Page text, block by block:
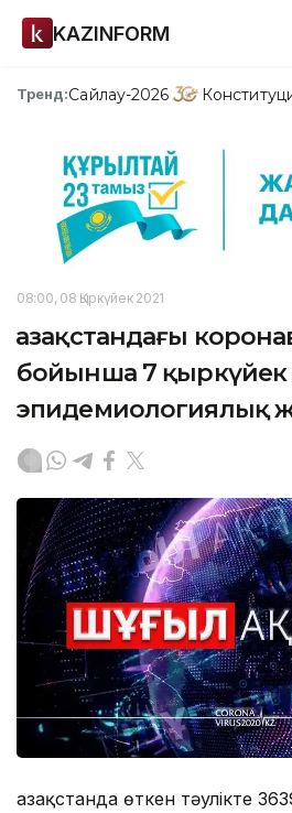
KAZINFORM
Тренд:Сайлау-2026
08:00, 08 Қыркүйек 2021
Қазақстандағы
бойынша 7 қыркүйек
эпидемиологиялық
Қазақстанда өткен тәулікте